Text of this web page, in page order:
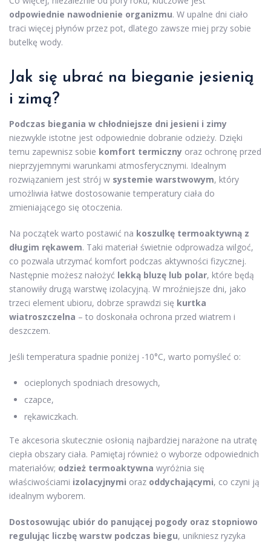
odpowiednie nawodnienie organizmu. W upalne dni ciało
traci więcej płynów przez pot, dlatego zawsze miej przy sobie
butelkę wody.
Jak się ubrać na bieganie jesienią
i zimą?
Podczas biegania w chłodniejsze dni jesieni i zimy
niezwykle istotne jest odpowiednie dobranie odzieży. Dzięki
temu zapewnisz sobie komfort termiczny oraz ochronę przed
nieprzyjemnymi warunkami atmosferycznymi. Idealnym
rozwiązaniem jest strój w systemie warstwowym, który
umożliwia łatwe dostosowanie temperatury ciała do
zmieniającego się otoczenia.
Na początek warto postawić na koszulkę termoaktywną z
długim rękawem. Taki materiał świetnie odprowadza wilgoć,
co pozwala utrzymać komfort podczas aktywności fizycznej.
Następnie możesz nałożyć lekką bluzę lub polar, które będą
stanowiły drugą warstwę izolacyjną. W mroźniejsze dni, jako
trzeci element ubioru, dobrze sprawdzi się kurtka
wiatroszczelna – to doskonała ochrona przed wiatrem i
deszczem.
Jeśli temperatura spadnie poniżej -10°C, warto pomyśleć o:
ocieplonych spodniach dresowych,
czapce,
rękawiczkach.
Te akcesoria skutecznie osłonią najbardziej narażone na utratę
ciepła obszary ciała. Pamiętaj również o wyborze odpowiednich
materiałów; odzież termoaktywna wyróżnia się
właściwościami izolacyjnymi oraz oddychającymi, co czyni ją
idealnym wyborem.
Dostosowując ubiór do panującej pogody oraz stopniowo
regulując liczbę warstw podczas biegu, unikniesz ryzyka